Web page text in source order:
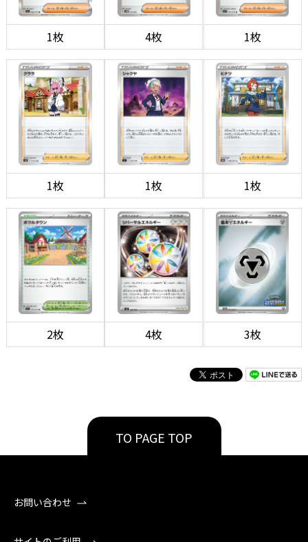
1枚 4枚 1枚
1枚 1枚 1枚
2枚 4枚 3枚
TO PAGE TOP
お問い合わせ